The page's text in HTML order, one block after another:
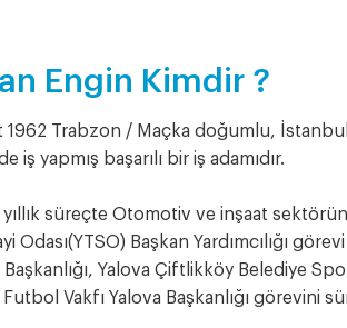
Engin Kimdir ?
1962 Trabzon / Maçka doğumlu,
iş yapmış başarılı bir iş adamıdır.
süreçte Otomotiv ve inşaat
Odası(YTSO) Başkan Yardımcılığı
Yalova Çiftlikköy Belediye
Vakfı Yalova Başkanlığı görevini